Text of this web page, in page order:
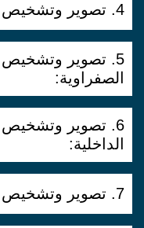
4. تصوير وتشخيص أمراض الثدي:
5. تصوير وتشخيص
الصفراوية:
6. تصوير وتشخيص
الداخلية:
7. تصوير وتشخيص أمراض الحوض: